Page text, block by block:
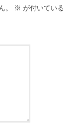
。 ※ が付いている